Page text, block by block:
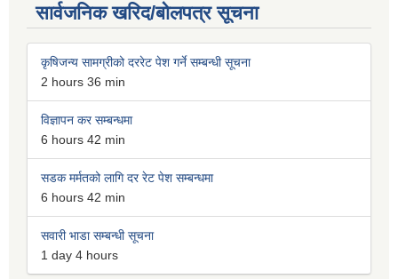
सार्वजनिक खरिद/बोलपत्र सूचना
कृषिजन्य सामग्रीको दररेट पेश गर्ने सम्बन्धी सूचना
2 hours 36 min
विज्ञापन कर सम्बन्धमा
6 hours 42 min
सडक मर्मतको लागि दर रेट पेश सम्बन्धमा
6 hours 42 min
सवारी भाडा सम्बन्धी सूचना
1 day 4 hours